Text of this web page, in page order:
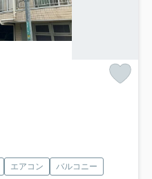
エアコン
バルコニー